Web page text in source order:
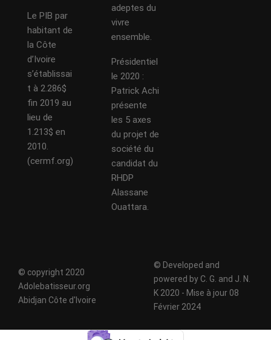
Le PIB par
habitant de
la Côte
d’Ivoire
s’établissai
t à 2.286$
fin 2019 au
lieu de
1.213$ en
2010.
(cermf.org)
adeptes du
vivre
ensemble.
Présidentiel
le 2020 :
Patrick Achi
présente
les 5 axes
du projet de
société du
candidat du
RHDP
Alassane
Ouattara.
© copyright 2020
Adolebatisseur.org
Abidjan Côte d'Ivoire
© Developed and
powered by C. G. and J. N.
K 2020 - Mise à jour 08
Février 2024